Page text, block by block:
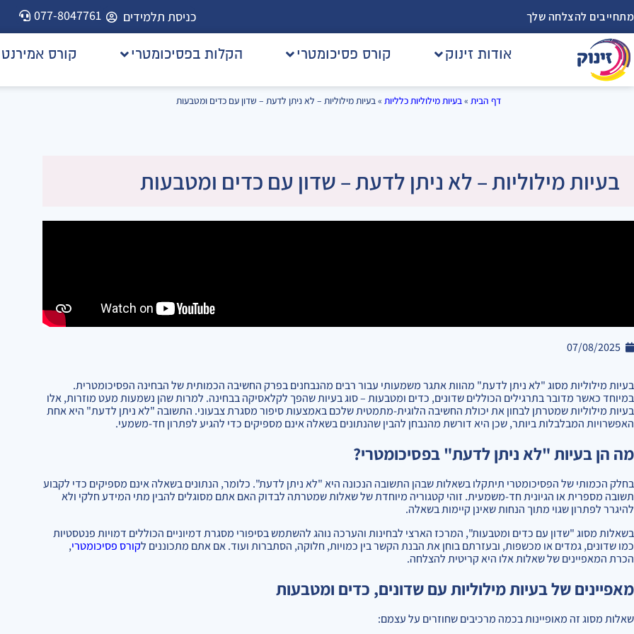
מתחייבים להצלחה שלך כניסת תלמידים 077-8047761
אודות זינוק קורס פסיכומטרי הקלות בפסיכומטרי קורס אמירנט
דף הבית »בעיות מילוליות כלליות »בעיות מילוליות – לא ניתן לדעת – שדון עם כדים ומטבעות
בעיות מילוליות – לא ניתן לדעת – שדון עם כדים ומטבעות
07/08/2025
בעיות מילוליות מסוג "לא ניתן לדעת" מהוות אתגר משמעותי עבור רבים מהנבחנים בפרק החשיבה הכמותית של הבחינה הפסיכומטרית.
במיוחד כאשר מדובר בתרגילים הכוללים שדונים, כדים ומטבעות – סוג בעיות שהפך לקלאסיקה בבחינה. למרות שהן נשמעות מעט מוזרות, אלו
בעיות מילוליות שמטרתן לבחון את יכולת החשיבה הלוגית-מתמטית שלכם באמצעות סיפור מסגרת צבעוני. התשובה "לא ניתן לדעת" היא אחת
האפשרויות המבלבלות ביותר, שכן היא דורשת מהנבחן להבין שהנתונים בשאלה אינם מספיקים כדי להגיע לפתרון חד-משמעי.
מה הן בעיות "לא ניתן לדעת" בפסיכומטרי?
בחלק הכמותי של הפסיכומטרי תיתקלו בשאלות שבהן התשובה הנכונה היא "לא ניתן לדעת". כלומר, הנתונים בשאלה אינם מספיקים כדי לקבוע
תשובה מספרית או הגיונית חד-משמעית. זוהי קטגוריה מיוחדת של שאלות שמטרתה לבדוק האם אתם מסוגלים להבין מתי המידע חלקי ולא
להיגרר לפתרון שגוי מתוך הנחות שאינן קיימות בשאלה.
בשאלות מסוג "שדון עם כדים ומטבעות", המרכז הארצי לבחינות והערכה נוהג להשתמש בסיפורי מסגרת דמיוניים הכוללים דמויות פנטסטיות
כמו שדונים, גמדים או מכשפות, ובעזרתם בוחן את הבנת הקשר בין כמויות, חלוקה, הסתברות ועוד. אם אתם מתכוננים לקורס פסיכומטרי,
הכרת המאפיינים של שאלות אלו היא קריטית להצלחה.
מאפיינים של בעיות מילוליות עם שדונים, כדים ומטבעות
שאלות מסוג זה מאופיינות בכמה מרכיבים שחוזרים על עצמם: